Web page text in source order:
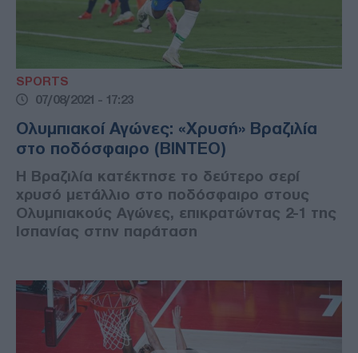
SPORTS
07/08/2021 - 17:23
Ολυμπιακοί Αγώνες: «Χρυσή» Βραζιλία
στο ποδόσφαιρο (ΒΙΝΤΕΟ)
Η Βραζιλία κατέκτησε το δεύτερο σερί
χρυσό μετάλλιο στο ποδόσφαιρο στους
Ολυμπιακούς Αγώνες, επικρατώντας 2-1 της
Ισπανίας στην παράταση